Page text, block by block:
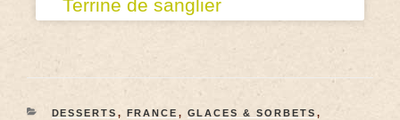
Terrine de sanglier
DESSERTS , FRANCE , GLACES & SORBETS ,